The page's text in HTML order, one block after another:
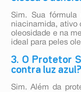
Sim. Sua
niacinamida, ativo
oleosidade e na
ideal para peles
3. O Protetor
contra luz azul?
Sim. Além da